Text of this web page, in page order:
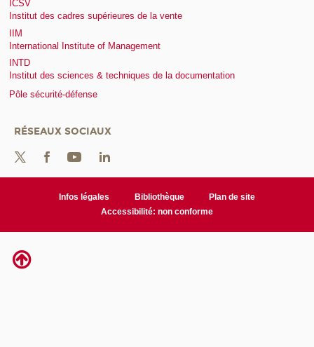
ICSV
Institut des cadres supérieures de la vente
IIM
International Institute of Management
INTD
Institut des sciences & techniques de la documentation
Pôle sécurité-défense
RÉSEAUX SOCIAUX
Infos légales Bibliothèque
Plan de site
Accessibilité: non conforme